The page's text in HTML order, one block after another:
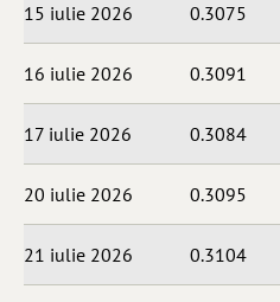
15 iulie 2026 0.3075
16 iulie 2026 0.3091
17 iulie 2026 0.3084
20 iulie 2026 0.3095
21 iulie 2026 0.3104